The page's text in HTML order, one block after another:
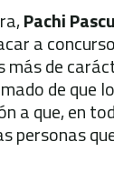
Pachi
a
más de
de
a que, en
personas